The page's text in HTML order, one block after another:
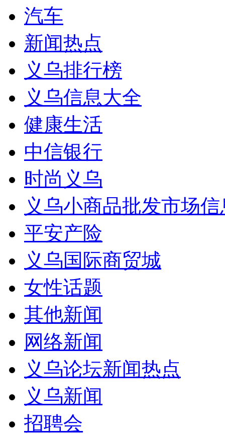
汽车
新闻热点
义乌排行榜
义乌信息大全
健康生活
中信银行
时尚义乌
义乌小商品批发市场
平安产险
义乌国际商贸城
女性话题
其他新闻
网络新闻
义乌论坛新闻热点
义乌新闻
招聘会